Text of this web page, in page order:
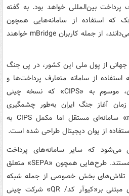
بین‌المللی خواهد بود. به گفته
که استفاده از سامانه‌هایی همچون
«سوئیفت» را پرهزینه و دشوار می‌دانند، از جمله کاربران mBridge خواهند
جهانی از پول ملی این کشور، در پی جنگ
از سامانه متعارف پرداخت‌ها و
تسویه‌حساب‌های فرامرزی یوان، موسوم به «CIPS» که نسخه چینی
آغاز جنگ ایران به‌طور چشمگیری
افزایش یافته است. «mBridge» سامانه‌ای مستقل اما مکمل CIPS به
از یوان دیجیتال طراحی شده است.
می‌شود که سایر سامانه‌های پرداخت
منطقه‌ای نیز در حال گسترش هستند. طرح‌هایی همچون «SEPA» متعلق
تلاش‌های بخش خصوصی از جمله شبکه
خصوصی پرداخت‌های برون‌مرزی مبتنی بر«کیوآر کد/ QR» شرکت چینی